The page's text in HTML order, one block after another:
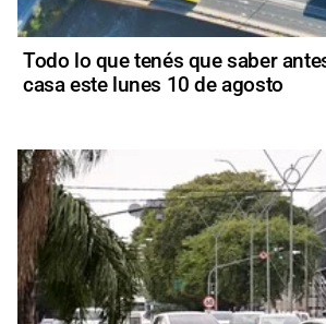
Todo lo que tenés que saber
casa este lunes 10 de agosto